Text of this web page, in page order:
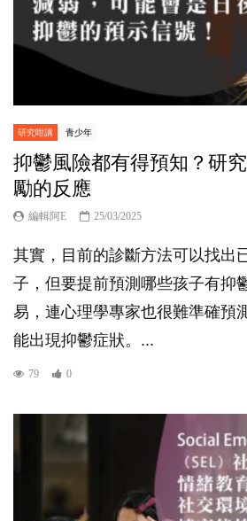
研究咁講 青少年
抑鬱風險都有得預知？研
勵的反應
編輯阿E 25/03/2025
其實，目前的診斷方法可以找出
子，但要提前預測哪些孩子有抑
易，連心理學專家也很難準確預
能出現抑鬱症狀。...
79 0